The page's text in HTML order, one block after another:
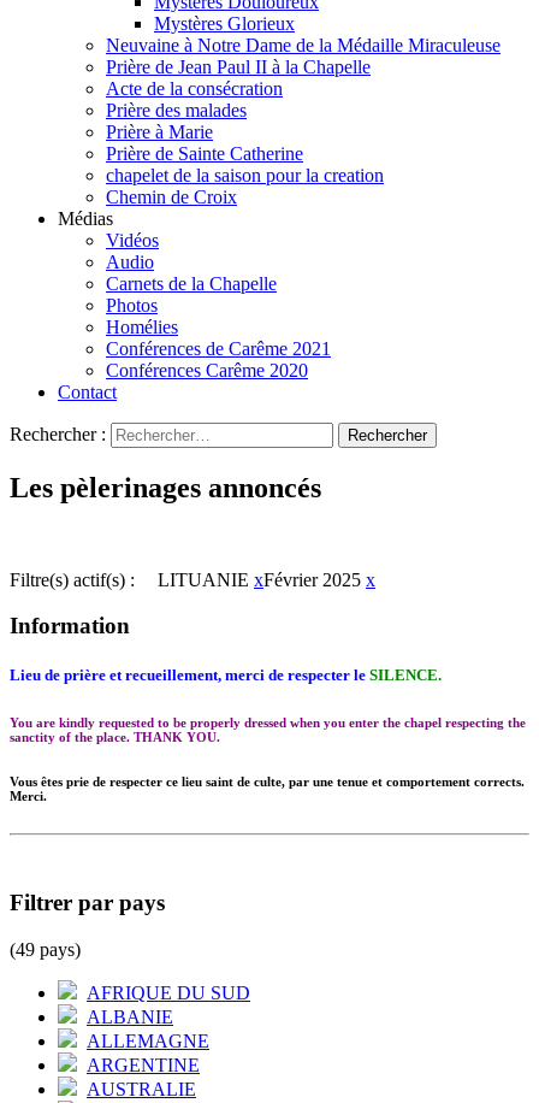
Mystères Glorieux
Neuvaine à Notre Dame de la Médaille Miraculeuse
Prière de Jean Paul II à la Chapelle
Acte de la consécration
Prière des malades
Prière à Marie
Prière de Sainte Catherine
chapelet de la saison pour la creation
Chemin de Croix
Médias
Vidéos
Audio
Carnets de la Chapelle
Photos
Homélies
Conférences de Carême 2021
Conférences Carême 2020
Contact
Rechercher :
Les pèlerinages annoncés
Filtre(s) actif(s) : LITUANIE xFévrier 2025 x
Information
Lieu de prière et recueillement, merci de respecter le SILENCE.
You are kindly requested to be properly dressed when you enter the chapel respecting the
sanctity of the place. THANK YOU.
Vous êtes prie de respecter ce lieu saint de culte, par une tenue et comportement corrects.
Merci.
Filtrer par pays
(49 pays)
AFRIQUE DU SUD
ALBANIE
ALLEMAGNE
ARGENTINE
AUSTRALIE